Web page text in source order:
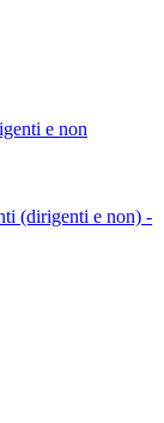
e non
(dirigenti e non) -